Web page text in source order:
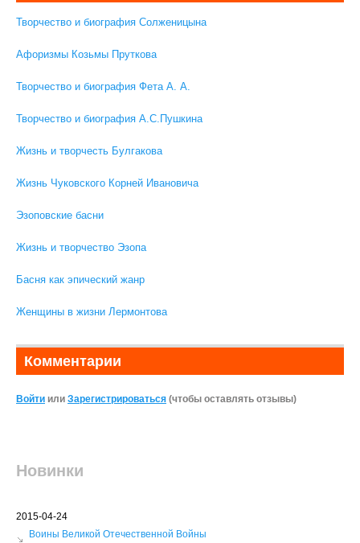
Творчество и биография Солженицына
Афоризмы Козьмы Пруткова
Творчество и биография Фета А. А.
Творчество и биография А.С.Пушкина
Жизнь и творчесть Булгакова
Жизнь Чуковского Корней Ивановича
Эзоповские басни
Жизнь и творчество Эзопа
Басня как эпический жанр
Женщины в жизни Лермонтова
Комментарии
Войти или Зарегистрироваться (чтобы оставлять отзывы)
Новинки
2015-04-24
Воины Великой Отечественной Войны